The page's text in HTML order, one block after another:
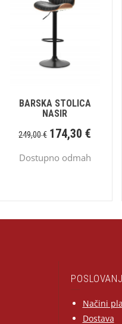
BARSKA STOLICA
NASIR
249,00€ 174,30€
Dostupno odmah
Načini
Dostava